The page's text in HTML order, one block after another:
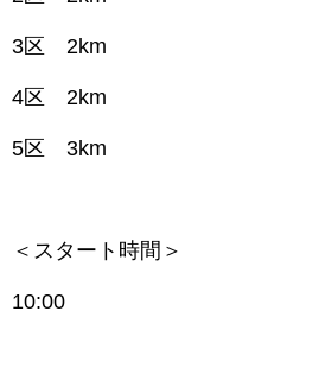
3区 2km
4区 2km
5区 3km
＜スタート時間＞
10:00